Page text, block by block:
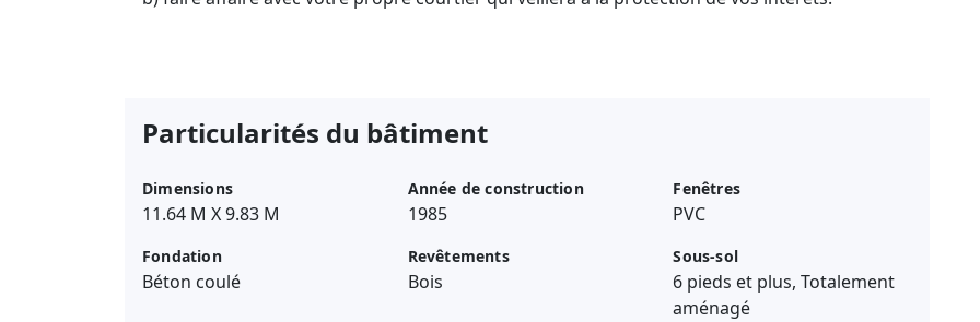
Particularités du bâtiment
Dimensions
11.64 M X 9.83 M
Année de construction
1985
Fenêtres
PVC
Fondation
Béton coulé
Revêtements
Bois
Sous-sol
6 pieds et plus, Totalement
aménagé